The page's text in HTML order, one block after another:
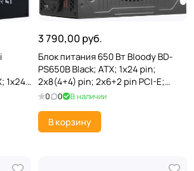
1x24
3 790,00 руб.
Блок питания 650 Вт Bloody BD-
PS650B Black; ATX; 1x24 pin;
2x8(4+4) pin; 2x6+2 pin PCI-E;
6xSata; 2xMolex; 80+ Bronze; 120
0 0 В наличии
В корзину